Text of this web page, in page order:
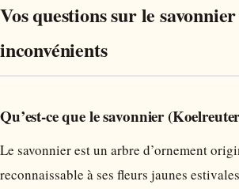
Vos questions sur le savonnier
inconvénients
Qu’est-ce que le savonnier
Le savonnier est un arbre d’ornement
reconnaissable à ses fleurs jaunes